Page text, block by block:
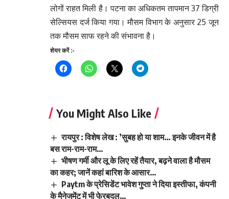
लोगों राहत मिली है। पटना का अधिकतम तापमान 37 डिग्री
सेल्सियस दर्ज किया गया। मौसम विभाग के अनुसार 25 जून
तक मौसम साफ रहने की संभावना है।
शेयर करें :-
You Might Also Like
रायपुर : विशेष लेख : ’सुबह हो या शाम… इनके जीवन में है
बस राम-राम-राम…
भीषण गर्मी और लू के लिए रहें तैयार, बढ़ने वाला है मौसम
का कहर; जानें कहां बारिश के आसार…
Paytm के प्रेसिडेंट भावेश गुप्ता ने दिया इस्तीफा, कंपनी
के मैनेजमेंट में भी फेरबदल…